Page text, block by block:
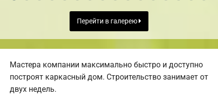
Перейти в галерею
Мастера компании максимально быстро и доступно
построят каркасный дом. Строительство занимает от
двух недель.